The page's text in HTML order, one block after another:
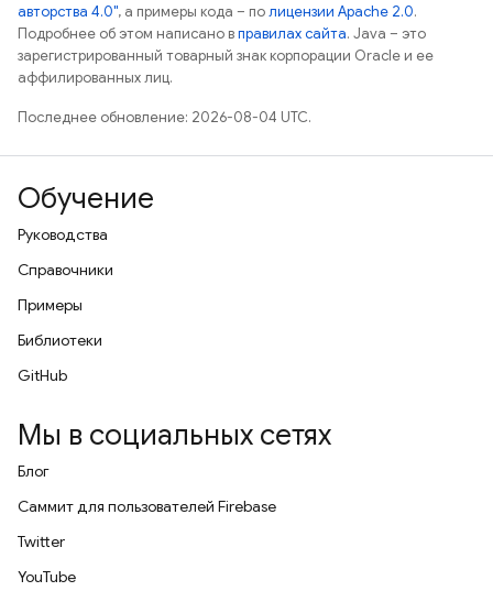
авторства 4.0", а примеры кода – полицензии Apache 2.0.
Подробнее об этом написано вправилах сайта. Java – это
зарегистрированный товарный знак корпорации Oracle и ее
аффилированных лиц.
Последнее обновление: 2026-08-04 UTC.
Обучение
Руководства
Справочники
Примеры
Библиотеки
GitHub
Мы в социальных сетях
Блог
Саммит для пользователей Firebase
Twitter
YouTube